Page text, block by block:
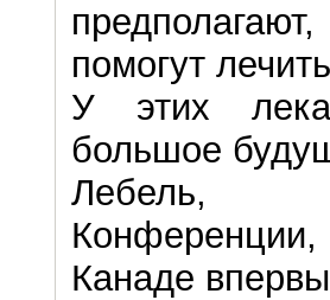
помогут
У этих
большое
Лебель,
Канаде